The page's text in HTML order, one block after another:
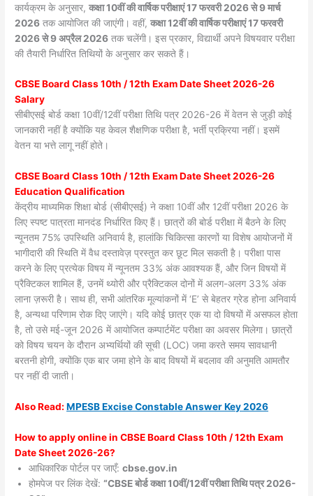
कार्यक्रम के अनुसार,कक्षा 10वीं की वार्षिक परीक्षाएं 17 फरवरी 2026 से 9 मार्च
2026 तक आयोजित की जाएंगी। वहीं,कक्षा 12वीं की वार्षिक परीक्षाएं 17 फरवरी
2026 से 9 अप्रैल 2026 तक चलेंगी। इस प्रकार, विद्यार्थी अपने विषयवार परीक्षा
की तैयारी निर्धारित तिथियों के अनुसार कर सकते हैं।
CBSE Board Class 10th / 12th Exam Date Sheet 2026-26
Salary
सीबीएसई बोर्ड कक्षा 10वीं/12वीं परीक्षा तिथि पत्र 2026-26 में वेतन से जुड़ी कोई
जानकारी नहीं है क्योंकि यह केवल शैक्षणिक परीक्षा है, भर्ती प्रक्रिया नहीं। इसमें
वेतन या भत्ते लागू नहीं होते।
CBSE Board Class 10th / 12th Exam Date Sheet 2026-26
Education Qualification
केंद्रीय माध्यमिक शिक्षा बोर्ड (सीबीएसई) ने कक्षा 10वीं और 12वीं परीक्षा 2026 के
लिए स्पष्ट पात्रता मानदंड निर्धारित किए हैं। छात्रों की बोर्ड परीक्षा में बैठने के लिए
न्यूनतम 75% उपस्थिति अनिवार्य है, हालांकि चिकित्सा कारणों या विशेष आयोजनों में
भागीदारी की स्थिति में वैध दस्तावेज़ प्रस्तुत कर छूट मिल सकती है। परीक्षा पास
करने के लिए प्रत्येक विषय में न्यूनतम 33% अंक आवश्यक हैं, और जिन विषयों में
प्रैक्टिकल शामिल हैं, उनमें थ्योरी और प्रैक्टिकल दोनों में अलग-अलग 33% अंक
लाना ज़रूरी है। साथ ही, सभी आंतरिक मूल्यांकनों में ‘E’ से बेहतर ग्रेड होना अनिवार्य
है, अन्यथा परिणाम रोक दिए जाएंगे। यदि कोई छात्र एक या दो विषयों में असफल होता
है, तो उसे मई-जून 2026 में आयोजित कम्पार्टमेंट परीक्षा का अवसर मिलेगा। छात्रों
को विषय चयन के दौरान अभ्यर्थियों की सूची (LOC) जमा करते समय सावधानी
बरतनी होगी, क्योंकि एक बार जमा होने के बाद विषयों में बदलाव की अनुमति आमतौर
पर नहीं दी जाती।
AlsoRead:MPESB Excise Constable Answer Key 2026
How to apply online in CBSE Board Class 10th / 12th Exam
Date Sheet 2026-26?
आधिकारिक पोर्टल पर जाएँ:cbse.gov.in
होमपेज पर लिंक देखें:“CBSE बोर्ड कक्षा 10वीं/12वीं परीक्षा तिथि पत्र 2026-